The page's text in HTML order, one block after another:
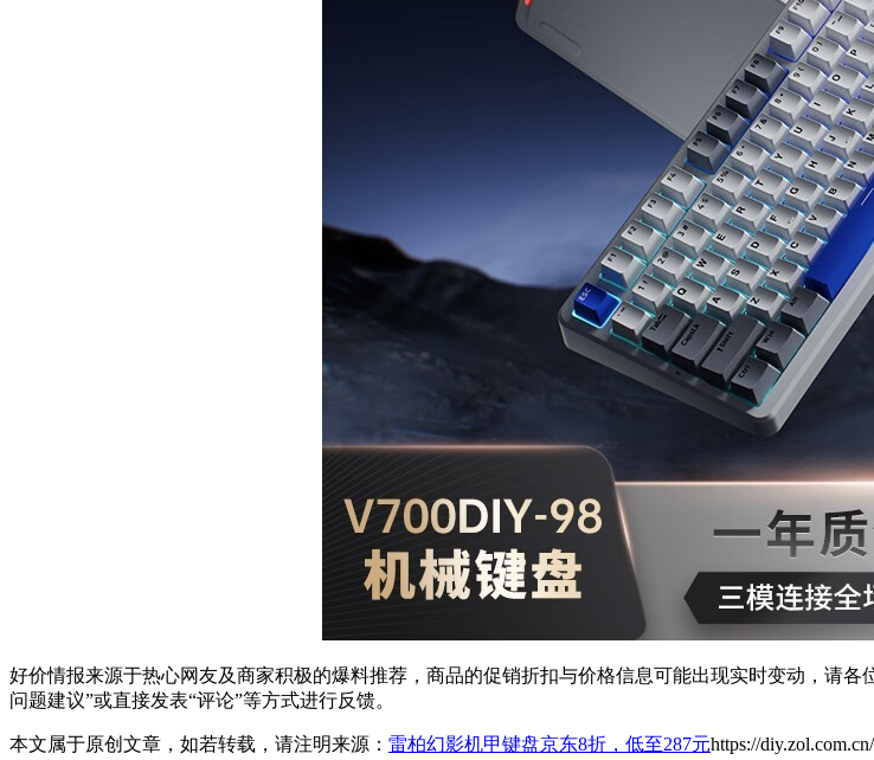
好价情报来源于热心网友及商家积极的爆料推荐，商品的促销折扣与价格信息可能出现实时变动，请
问题建议”或直接发表“评论”等方式进行反馈。
本文属于原创文章，如若转载，请注明来源： 雷柏幻影机甲键盘京东8折，低至287元https://